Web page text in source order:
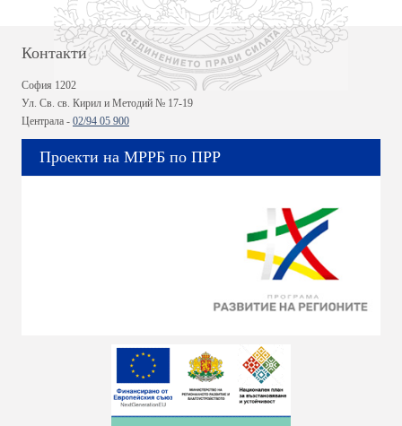
Контакти
София 1202
Ул. Св. св. Кирил и Методий № 17-19
Централа - 02/94 05 900
Проекти на МРРБ по ПРР